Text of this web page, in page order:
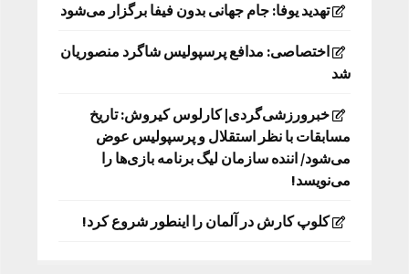
تهدید یوفا: جام جهانی بدون فیفا برگزار می‌شود
اختصاصی: مدافع پرسپولیس شاگرد منصوریان
شد
خبرورزشی‌گردی| کارلوس کیروش: تاریخ
مسابقات با نظر استقلال و پرسپولیس عوض
می‌شود/ اننده سازمان لیگ برنامه بازی‌ها را
می‌نویسد!
کلوپ کارش در آلمان را اینطور شروع کرد!